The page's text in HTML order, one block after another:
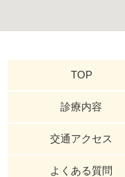
TOP
診療内容
交通アクセス
よくある質問